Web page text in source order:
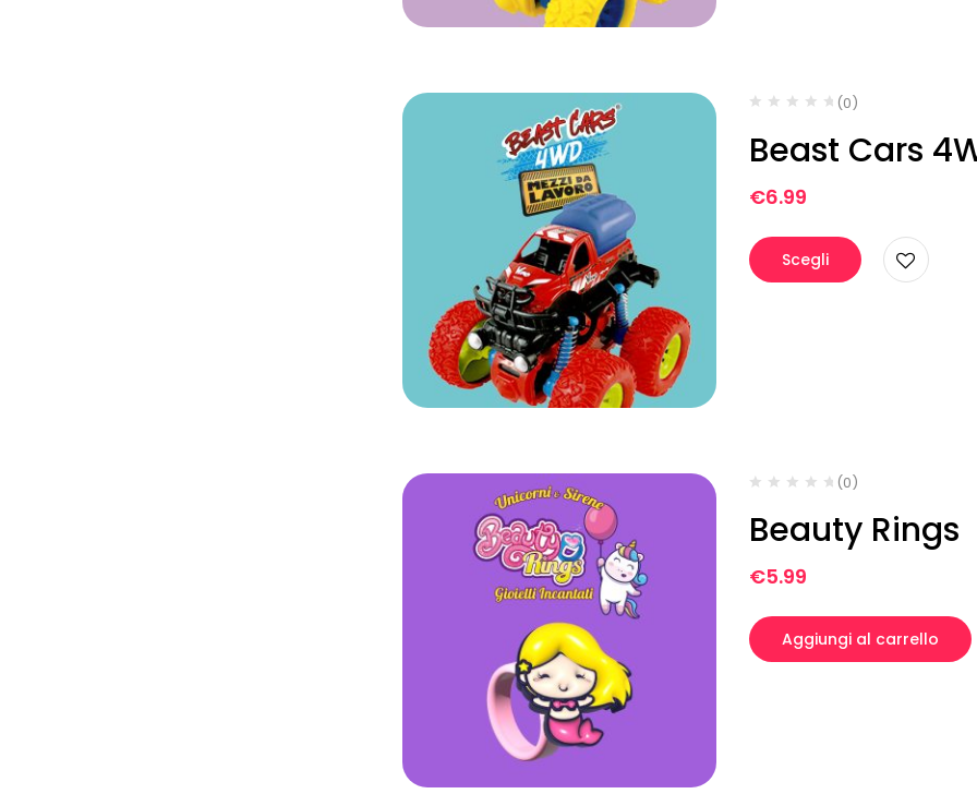
(0)
Beast Cars
€6.99
Scegli
(0)
Beauty Rings
€5.99
Aggiungi al carrello